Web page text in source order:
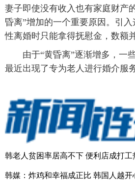
妻子即使没有收入也有家庭财产
昏离”增加的一个重要原因。引
性离婚时只能拿得抚慰金，数额
由于“黄昏离”逐渐增多，一些
最近出现了专为老人进行婚介服
韩老人贫困率居高不下 便利店成打工
韩媒：炸鸡和幸福成正比 韩国人越开